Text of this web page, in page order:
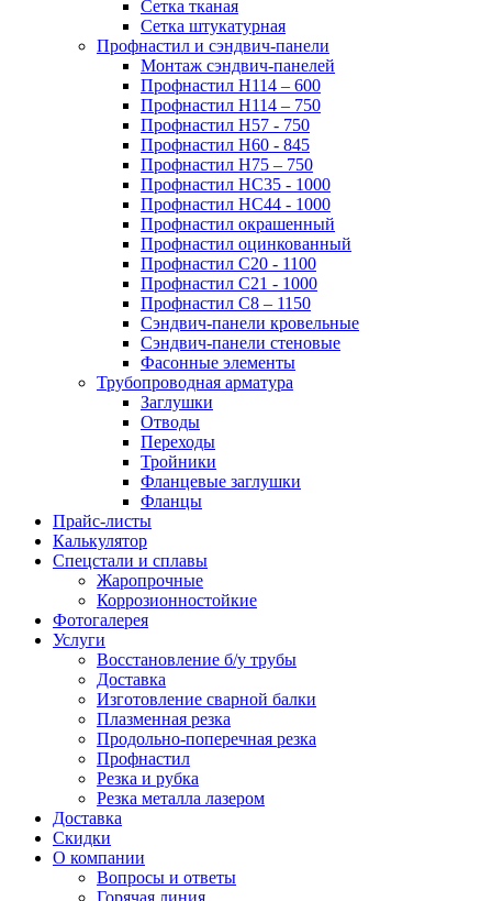
Сетка тканая
Сетка штукатурная
Профнастил и сэндвич-панели
Монтаж сэндвич-панелей
Профнастил Н114 – 600
Профнастил Н114 – 750
Профнастил Н57 - 750
Профнастил Н60 - 845
Профнастил Н75 – 750
Профнастил НС35 - 1000
Профнастил НС44 - 1000
Профнастил окрашенный
Профнастил оцинкованный
Профнастил С20 - 1100
Профнастил С21 - 1000
Профнастил С8 – 1150
Сэндвич-панели кровельные
Сэндвич-панели стеновые
Фасонные элементы
Трубопроводная арматура
Заглушки
Отводы
Переходы
Тройники
Фланцевые заглушки
Фланцы
Прайс-листы
Калькулятор
Спецстали и сплавы
Жаропрочные
Коррозионностойкие
Фотогалерея
Услуги
Восстановление б/у трубы
Доставка
Изготовление сварной балки
Плазменная резка
Продольно-поперечная резка
Профнастил
Резка и рубка
Резка металла лазером
Доставка
Скидки
О компании
Вопросы и ответы
Горячая линия